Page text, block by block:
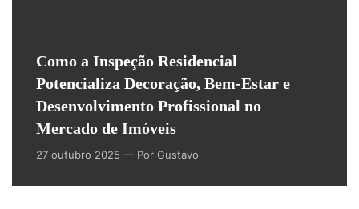
Como a Inspeção Residencial
Potencializa Decoração, Bem-Estar e
Desenvolvimento Profissional no
Mercado de Imóveis
27 outubro 2025 — Por Gustavo